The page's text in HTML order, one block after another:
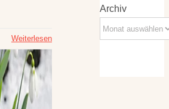
Weiterlesen
Archiv